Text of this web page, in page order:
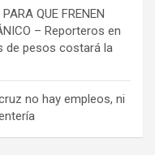
QUE FRENEN
– Reporteros en
de pesos costará la
no hay empleos, ni